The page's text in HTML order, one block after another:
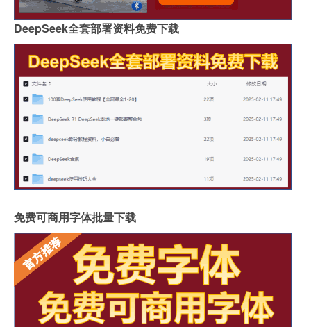
DeepSeek全套部署资料免费下载
免费可商用字体批量下载